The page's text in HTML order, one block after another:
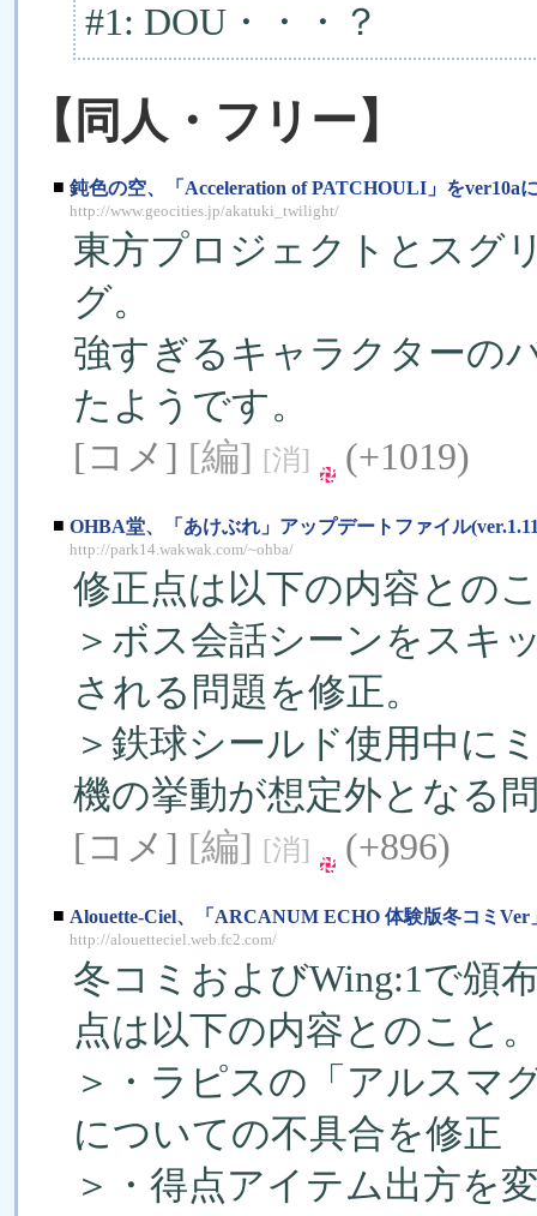
#1: DOU・・・？
【同人・フリー】
■ 鈍色の空、「Acceleration of PATCHOULI」をver10a
http://www.geocities.jp/akatuki_twilight/
東方プロジェクトとスグ
グ。
強すぎるキャラクターの
たようです。
[コメ] [編] [消] (+1019)
■ OHBA堂、「あけぶれ」アップデートファイル
http://park14.wakwak.com/~ohba/
修正点は以下の内容との
＞ボス会話シーンをスキ
される問題を修正。
＞鉄球シールド使用中に
機の挙動が想定外となる
[コメ] [編] [消] (+896)
■ Alouette-Ciel、「ARCANUM ECHO 体験版冬コミVer
http://alouetteciel.web.fc2.com/
冬コミおよびWing:1で頒
点は以下の内容とのこと
＞・ラピスの「アルスマ
についての不具合を修正
＞・得点アイテム出方を